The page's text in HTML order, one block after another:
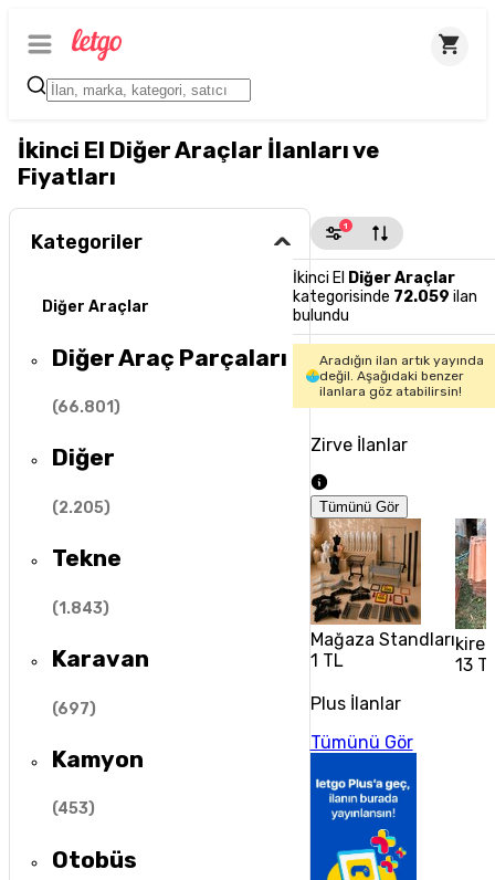
İkinci El Diğer Araçlar İlanları ve
Fiyatları
Kategoriler
Diğer Araçlar
Diğer Araç Parçaları
(66.801)
Diğer
(2.205)
Tekne
(1.843)
Karavan
(697)
Kamyon
(453)
Otobüs
1
İkinci El Diğer Araçlar
kategorisinde 72.059 ilan
bulundu
Aradığın ilan artık yayında
değil. Aşağıdaki benzer
ilanlara göz atabilirsin!
Zirve İlanlar
Tümünü Gör
Mağaza Standları
1 TL
13
Plus İlanlar
Tümünü Gör